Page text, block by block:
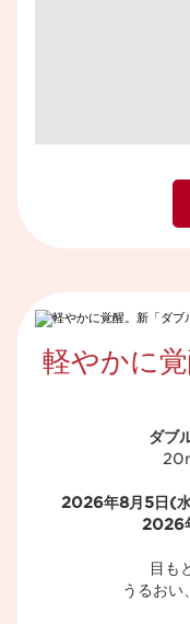
軽やかに
ダブ
2026年8月5日(水
2026
目も
うるおい